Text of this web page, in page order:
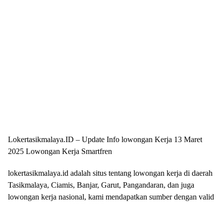
Lokertasikmalaya.ID – Update Info lowongan Kerja 13 Maret
2025 Lowongan Kerja Smartfren
lokertasikmalaya.id adalah situs tentang lowongan kerja di daerah
Tasikmalaya, Ciamis, Banjar, Garut, Pangandaran, dan juga
lowongan kerja nasional, kami mendapatkan sumber dengan valid